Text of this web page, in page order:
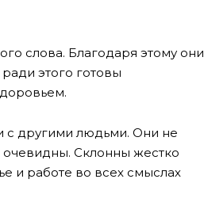
слова. Благодаря этому они
этого готовы
с другими людьми. Они не
Склонны жестко
и работе во всех смыслах